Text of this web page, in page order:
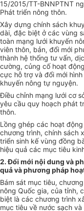
15/2015/TT-BNNPTNT
Phát triển nông thôn.
Xây dựng chính sách
dài, đặc biệt ở các vùng
toàn mạng lưới khuyến
viên thôn, bản, đổi mới
thành hệ thống tư vấn,
cường, củng cố hoạt
cực hỗ trợ và đổi mới
khuyến nông tự nguyện.
Điều chỉnh mạng lưới cơ
yêu cầu quy hoạch phát
thôn.
Lồng ghép các hoạt
chương trình, chính sách
triển sinh kế vùng đồng
hiệu quả các mục tiêu
2. Đổi mới nội dung và
quảvà phương pháp
Bám sát mục tiêu,
nông Quốc gia, của tỉnh,
biệt là các chương trình
mục tiêu về nước sạch